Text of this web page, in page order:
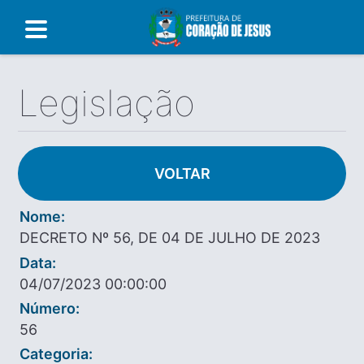
Legislação
VOLTAR
Nome:
DECRETO Nº 56, DE 04 DE JULHO DE 2023
Data:
04/07/2023 00:00:00
Número:
56
Categoria: